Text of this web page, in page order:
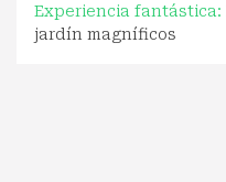
Experiencia fantástica:
jardín magníficos